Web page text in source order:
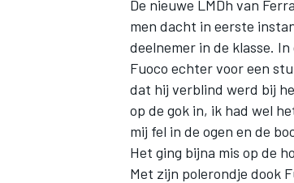
WEC
De nieuwe LMDh van
men dacht in eerste
deelnemer in de klasse.
Fuoco echter voor een
dat hij verblind werd bij
op de gok in, ik had wel
mij fel in de ogen en de
Het ging bijna mis op de
Met zijn polerondje dook